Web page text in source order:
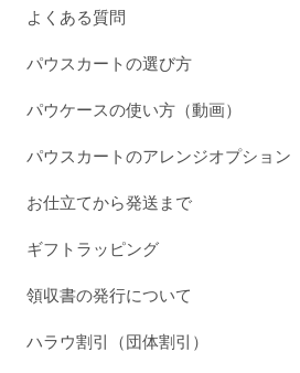
よくある質問
パウスカートの選び方
パウケースの使い方（動画）
パウスカートのアレンジオプション
お仕立てから発送まで
ギフトラッピング
領収書の発行について
ハラウ割引（団体割引）